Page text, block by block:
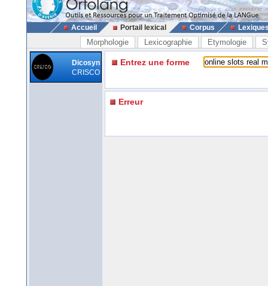
Accueil Portail lexical Corpus
Morphologie Lexicographie Etymologie
Dicosyn
CRISCO
Entrez une forme
Erreur